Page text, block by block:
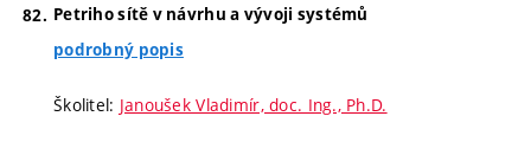
Petriho sítě v návrhu a vývoji systémů
podrobný popis
Školitel: Janoušek Vladimír, doc. Ing., Ph.D.